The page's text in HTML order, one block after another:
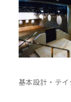
基本設計・テ